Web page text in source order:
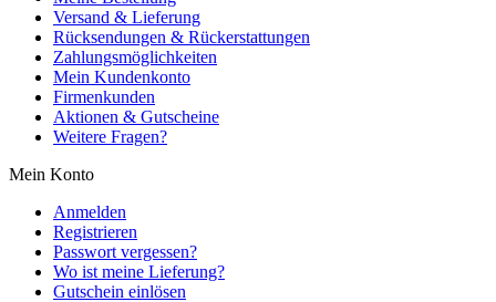
Versand & Lieferung
Rücksendungen & Rückerstattungen
Zahlungsmöglichkeiten
Mein Kundenkonto
Firmenkunden
Aktionen & Gutscheine
Weitere Fragen?
Mein Konto
Anmelden
Registrieren
Passwort vergessen?
Wo ist meine Lieferung?
Gutschein einlösen